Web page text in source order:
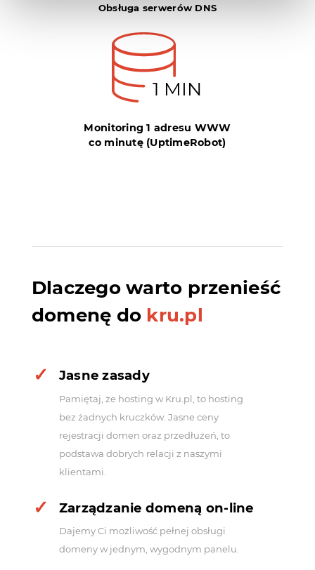
Obsługa serwerów DNS
1 MIN
Monitoring 1 adresu WWW
co minutę (UptimeRobot)
Dlaczego warto przenieść
domenę do kru.pl
Jasne zasady
Pamiętaj, że hosting w Kru.pl, to hosting
bez żadnych kruczków. Jasne ceny
rejestracji domen oraz przedłużeń, to
podstawa dobrych relacji z naszymi
klientami.
Zarządzanie domeną on-line
Dajemy Ci możliwość pełnej obsługi
domeny w jednym, wygodnym panelu.